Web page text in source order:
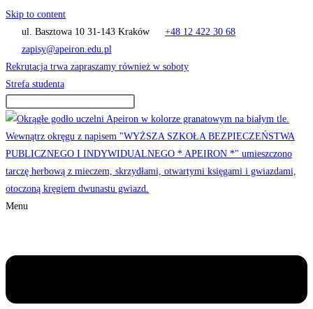
Skip to content
ul. Basztowa 10 31-143 Kraków
+48 12 422 30 68
zapisy@apeiron.edu.pl
Rekrutacja trwa zapraszamy również w soboty
Strefa studenta
Menu